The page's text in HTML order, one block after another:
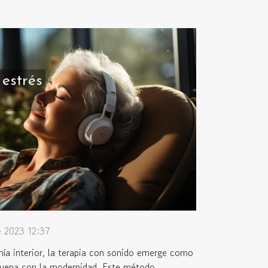
2023 12:37
interior, la terapia con sonido emerge como